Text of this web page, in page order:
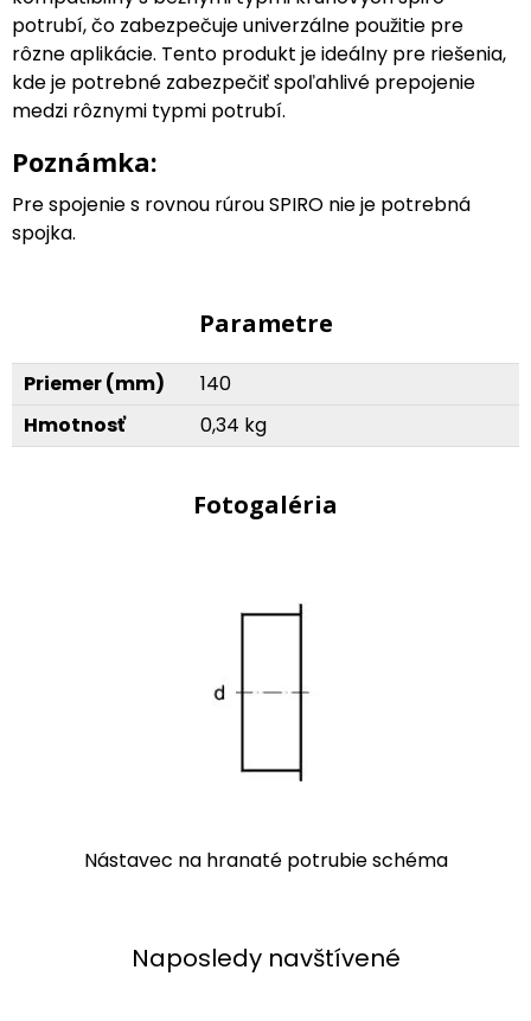
potrubí, čo zabezpečuje univerzálne použitie pre
rôzne aplikácie. Tento produkt je ideálny pre riešenia,
kde je potrebné zabezpečiť spoľahlivé prepojenie
medzi rôznymi typmi potrubí.
Poznámka:
Pre spojenie s rovnou rúrou SPIRO nie je potrebná
spojka.
Parametre
Priemer (mm)
140
Hmotnosť
0,34 kg
Fotogaléria
Nástavec na hranaté potrubie schéma
Naposledy navštívené